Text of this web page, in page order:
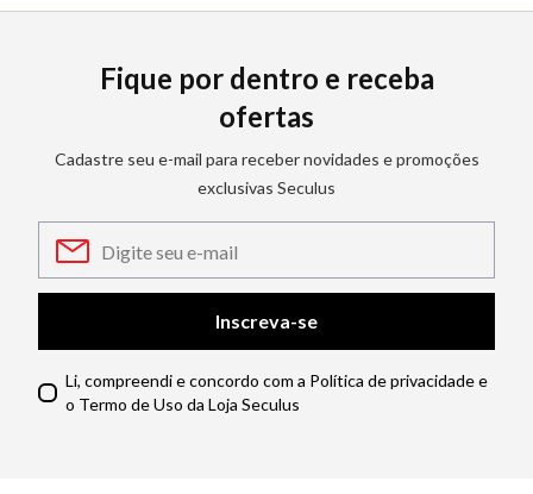
Fique por dentro e receba
ofertas
Cadastre seu e-mail para receber novidades e promoções
exclusivas Seculus
Inscreva-se
Li, compreendi e concordo com a Política de privacidade e
o Termo de Uso da Loja Seculus